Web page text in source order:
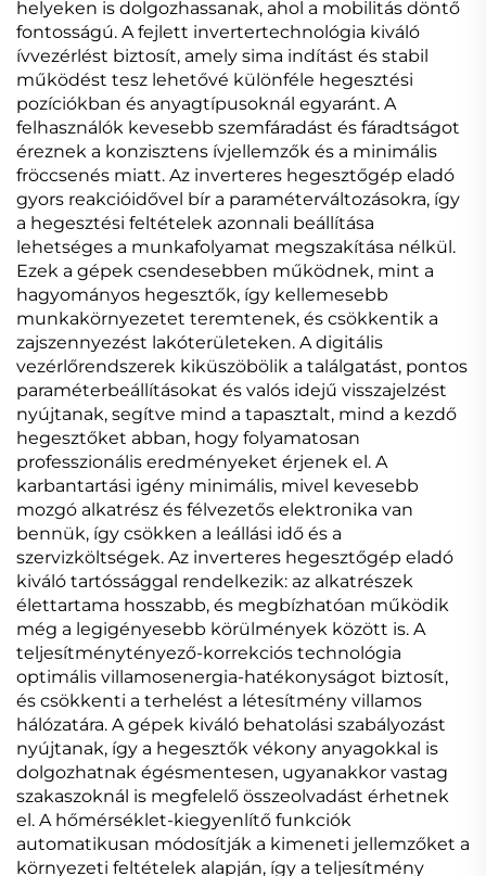
helyeken is dolgozhassanak, ahol a mobilitás döntő
fontosságú. A fejlett invertertechnológia kiváló
ívvezérlést biztosít, amely sima indítást és stabil
működést tesz lehetővé különféle hegesztési
pozíciókban és anyagtípusoknál egyaránt. A
felhasználók kevesebb szemfáradást és fáradtságot
éreznek a konzisztens ívjellemzők és a minimális
fröccsenés miatt. Az inverteres hegesztőgép eladó
gyors reakcióidővel bír a paraméterváltozásokra, így
a hegesztési feltételek azonnali beállítása
lehetséges a munkafolyamat megszakítása nélkül.
Ezek a gépek csendesebben működnek, mint a
hagyományos hegesztők, így kellemesebb
munkakörnyezetet teremtenek, és csökkentik a
zajszennyezést lakóterületeken. A digitális
vezérlőrendszerek kiküszöbölik a találgatást, pontos
paraméterbeállításokat és valós idejű visszajelzést
nyújtanak, segítve mind a tapasztalt, mind a kezdő
hegesztőket abban, hogy folyamatosan
professzionális eredményeket érjenek el. A
karbantartási igény minimális, mivel kevesebb
mozgó alkatrész és félvezetős elektronika van
bennük, így csökken a leállási idő és a
szervizköltségek. Az inverteres hegesztőgép eladó
kiváló tartóssággal rendelkezik: az alkatrészek
élettartama hosszabb, és megbízhatóan működik
még a legigényesebb körülmények között is. A
teljesítménytényező-korrekciós technológia
optimális villamosenergia-hatékonyságot biztosít,
és csökkenti a terhelést a létesítmény villamos
hálózatára. A gépek kiváló behatolási szabályozást
nyújtanak, így a hegesztők vékony anyagokkal is
dolgozhatnak égésmentesen, ugyanakkor vastag
szakaszoknál is megfelelő összeolvadást érhetnek
el. A hőmérséklet-kiegyenlítő funkciók
automatikusan módosítják a kimeneti jellemzőket a
környezeti feltételek alapján, így a teljesítmény